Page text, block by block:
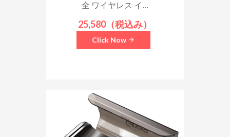
全 ワイヤレス イ...
25,580（税込み）
Click Now